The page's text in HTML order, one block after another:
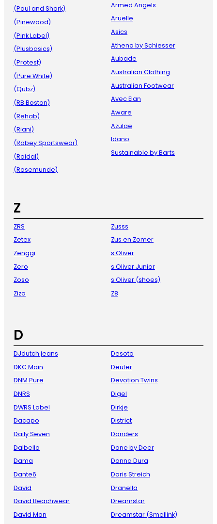
(Paul and Shark)
(Pinewood)
(Pink Label)
(Plusbasics)
(Protest)
(Pure White)
(Qubz)
(RB Boston)
(Rehab)
(Riani)
(Robey Sportswear)
(Roidal)
(Rosemunde)
Armed Angels
Aruelle
Asics
Athena by Schiesser
Aubade
Australian Clothing
Australian Footwear
Avec Elan
Aware
Azulae
Idano
Sustainable by Barts
Z
ZRS
Zetex
Zenggi
Zero
Zoso
Zizo
Zusss
Zus en Zomer
s Oliver
s Oliver Junior
s.Oliver (shoes)
Z8
D
DJdutch jeans
DKC Main
DNM Pure
DNRS
DWRS Label
Dacapo
Daily Seven
Dalbello
Dama
Dante6
David
David Beachwear
David Man
Desoto
Deuter
Devotion Twins
Digel
Dirkje
District
Donders
Done by Deer
Donna Dura
Doris Streich
Dranella
Dreamstar
Dreamstar (Smellink)